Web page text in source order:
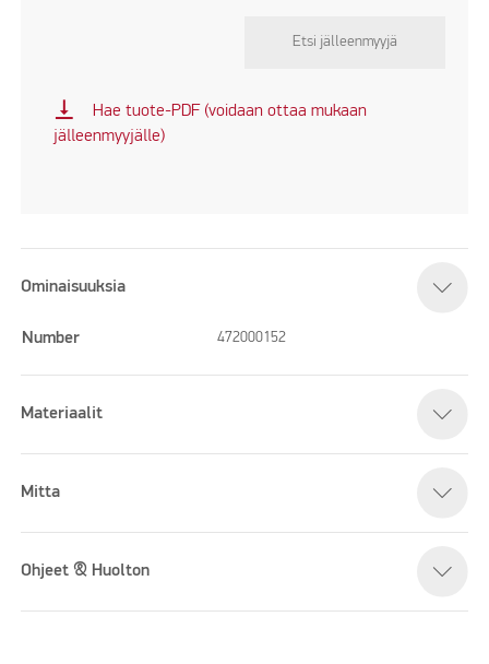
Etsi jälleenmyyjä
vertical_align_bottom
Hae tuote-PDF (voidaan ottaa mukaan
jälleenmyyjälle)
Ominaisuuksia
Number 472000152
Materiaalit
Mitta
Ohjeet & Huolton